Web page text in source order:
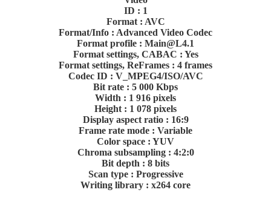
ID : 1
Format : AVC
Format/Info : Advanced Video Codec
Format profile : Main@L4.1
Format settings, CABAC : Yes
Format settings, ReFrames : 4 frames
Codec ID : V_MPEG4/ISO/AVC
Bit rate : 5 000 Kbps
Width : 1 916 pixels
Height : 1 078 pixels
Display aspect ratio : 16:9
Frame rate mode : Variable
Color space : YUV
Chroma subsampling : 4:2:0
Bit depth : 8 bits
Scan type : Progressive
Writing library : x264 core